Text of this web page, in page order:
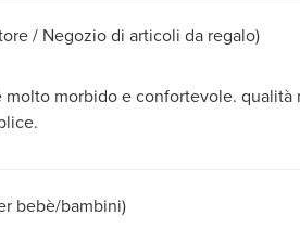
/ Negozio di articoli da regalo)
morbido e confortevole. qualità
bebè/bambini)